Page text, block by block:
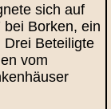
sich auf
Borken, ein
Drei Beteiligte
vom